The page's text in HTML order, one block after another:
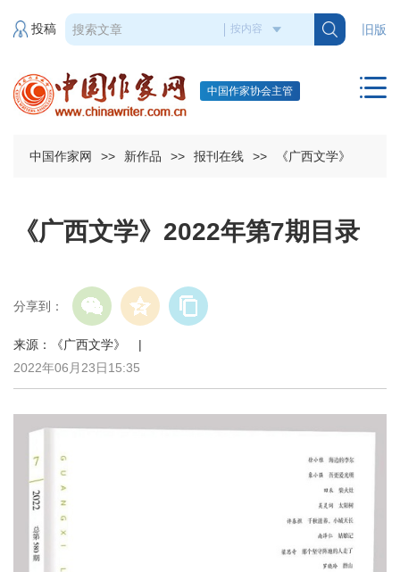
旧版
投稿
中国作家协会主管
中国作家网 >> 新作品 >> 报刊在线 >> 《广西文学》
《广西文学》2022年第7期目录
分享到：
来源：《广西文学》 |
2022年06月23日15:35